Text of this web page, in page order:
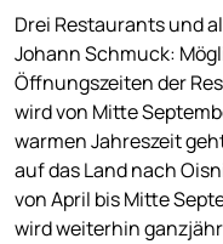
Drei Restaurants und
Johann Schmuck:
Öffnungszeiten der
wird von Mitte
warmen Jahreszeit
auf das Land nach
von April bis Mitte
wird weiterhin